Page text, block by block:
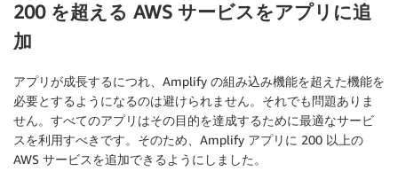
200 を超える AWS サービスをアプリに追
加
アプリが成長するにつれ、Amplify の組み込み機能を超えた機能を
必要とするようになるのは避けられません。それでも問題ありま
せん。すべてのアプリはその目的を達成するために最適なサービ
スを利用すべきです。そのため、Amplify アプリに 200 以上の
AWS サービスを追加できるようにしました。